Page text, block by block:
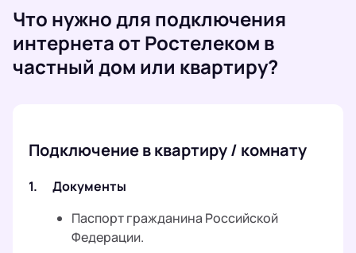
Что нужно для подключения
интернета от Ростелеком в
частный дом или квартиру?
Подключение в квартиру / комнату
1.
Документы
Паспорт гражданина Российской
Федерации.